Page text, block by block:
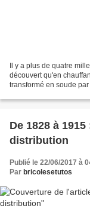
Il y a plus de quatre
découvert qu'en
transformé en soude
De 1828 à
distribution
Publié le 22/06/2017 à
Par bricolesetutos